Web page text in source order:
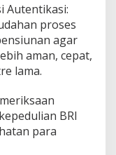
Autentikasi:
proses
agar
aman, cepat,
lama.
BRI
para